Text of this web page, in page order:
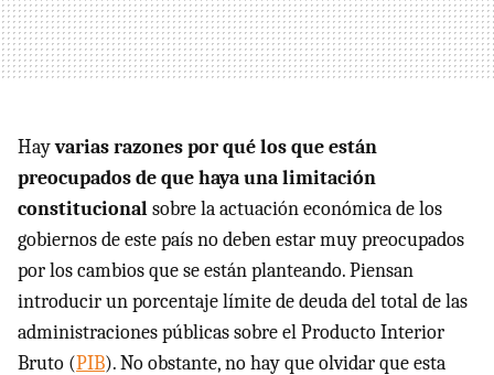
Hayvarias razones por qué los que están
preocupados de que haya una limitación
constitucionalsobre la actuación económica de los
gobiernos de este país no deben estar muy preocupados
por los cambios que se están planteando. Piensan
introducir un porcentaje límite de deuda del total de las
administraciones públicas sobre el Producto Interior
Bruto (PIB). No obstante, no hay que olvidar que esta